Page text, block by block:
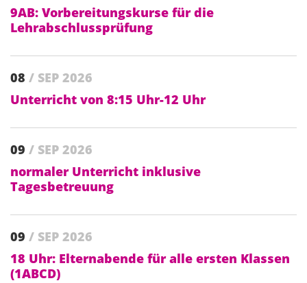
9AB: Vorbereitungskurse für die
Lehrabschlussprüfung
08 / SEP 2026
Unterricht von 8:15 Uhr-12 Uhr
09 / SEP 2026
normaler Unterricht inklusive
Tagesbetreuung
09 / SEP 2026
18 Uhr: Elternabende für alle ersten Klassen
(1ABCD)